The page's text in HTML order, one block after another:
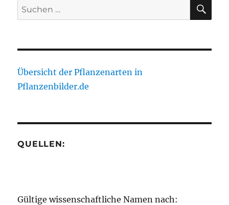
Suche
nach:
Übersicht der Pflanzenarten in
Pflanzenbilder.de
QUELLEN:
Gültige wissenschaftliche Namen nach: